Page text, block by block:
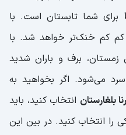
برای شما تابستان است. با
کم خنک‌تر خواهد شد. با
برف و باران شدید
می‌شود. اگر بخواهید به
بلغارستان انتخاب کنید، باید
را انتخاب کنید. در بین این